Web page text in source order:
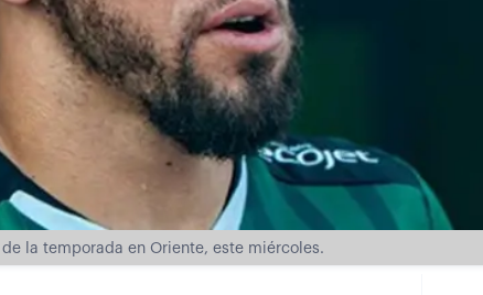
la temporada en Oriente, este miércoles.